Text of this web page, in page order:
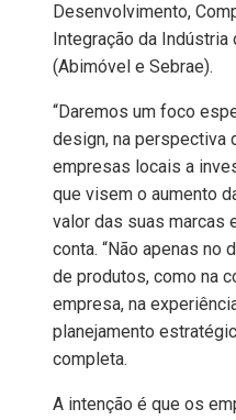
Desenvolvimento,
Integração da
(Abimóvel e Sebrae).
“Daremos um foco
design, na perspectiva
empresas locais a
que visem o aumento
valor das suas marcas
conta. “Não apenas no
de produtos, como na
empresa, na
planejamento
completa.
A intenção é que os